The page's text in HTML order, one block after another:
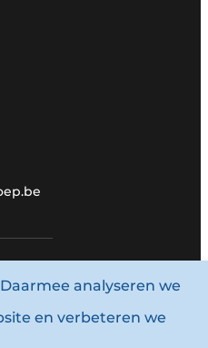
analyseren we
en verbeteren we